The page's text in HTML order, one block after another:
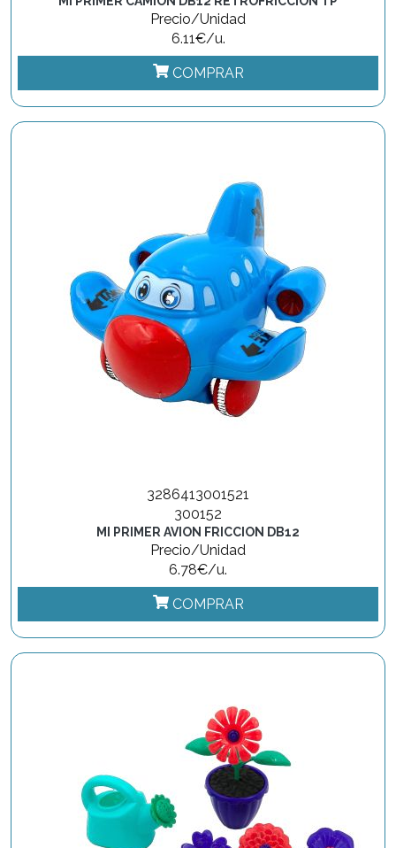
Precio/Unidad
6.11€/u.
COMPRAR
3286413001521
300152
MI PRIMER AVION FRICCION DB12
Precio/Unidad
6.78€/u.
COMPRAR